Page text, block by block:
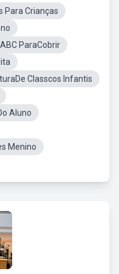
Para Crianças
ABC ParaCobrir
Classcos Infantis
Aluno
Menino